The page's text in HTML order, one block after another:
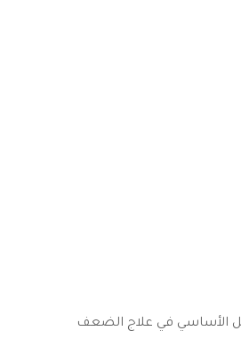
الأساسي في علاج الضعف